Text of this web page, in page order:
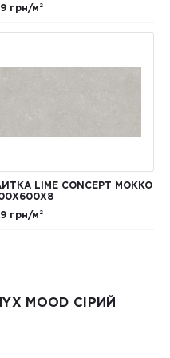
грн/м²
LIME CONCEPT МОККО
грн/м²
MOOD СІРИЙ